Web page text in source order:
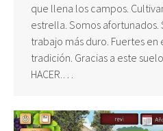
que llena los campos.
estrella. Somos afortunados.
trabajo más duro. Fuertes
tradición. Gracias a este
HACER.…